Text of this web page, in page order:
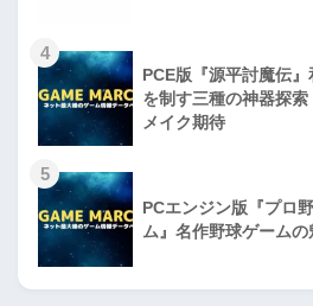
4
PCE版『源平討魔伝
を制す三種の神器探
メイク期待
5
PCエンジン版『プロ
ム』名作野球ゲームの